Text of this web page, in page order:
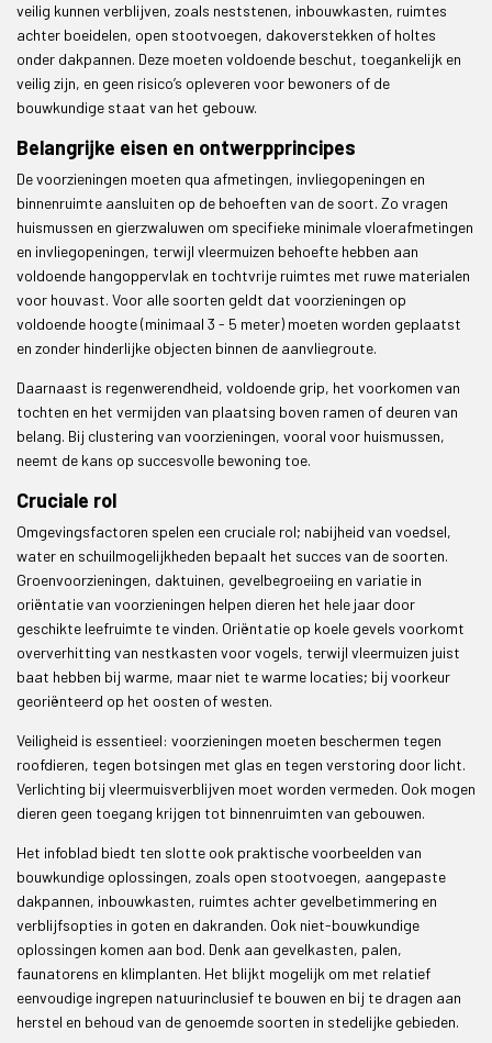
veilig kunnen verblijven, zoals neststenen, inbouwkasten, ruimtes
achter boeidelen, open stootvoegen, dakoverstekken of holtes
onder dakpannen. Deze moeten voldoende beschut, toegankelijk en
veilig zijn, en geen risico’s opleveren voor bewoners of de
bouwkundige staat van het gebouw.
Belangrijke eisen en ontwerpprincipes
De voorzieningen moeten qua afmetingen, invliegopeningen en
binnenruimte aansluiten op de behoeften van de soort. Zo vragen
huismussen en gierzwaluwen om specifieke minimale vloerafmetingen
en invliegopeningen, terwijl vleermuizen behoefte hebben aan
voldoende hangoppervlak en tochtvrije ruimtes met ruwe materialen
voor houvast. Voor alle soorten geldt dat voorzieningen op
voldoende hoogte (minimaal 3 - 5 meter) moeten worden geplaatst
en zonder hinderlijke objecten binnen de aanvliegroute.
Daarnaast is regenwerendheid, voldoende grip, het voorkomen van
tochten en het vermijden van plaatsing boven ramen of deuren van
belang. Bij clustering van voorzieningen, vooral voor huismussen,
neemt de kans op succesvolle bewoning toe.
Cruciale rol
Omgevingsfactoren spelen een cruciale rol; nabijheid van voedsel,
water en schuilmogelijkheden bepaalt het succes van de soorten.
Groenvoorzieningen, daktuinen, gevelbegroeiing en variatie in
oriëntatie van voorzieningen helpen dieren het hele jaar door
geschikte leefruimte te vinden. Oriëntatie op koele gevels voorkomt
oververhitting van nestkasten voor vogels, terwijl vleermuizen juist
baat hebben bij warme, maar niet te warme locaties; bij voorkeur
georiënteerd op het oosten of westen.
Veiligheid is essentieel: voorzieningen moeten beschermen tegen
roofdieren, tegen botsingen met glas en tegen verstoring door licht.
Verlichting bij vleermuisverblijven moet worden vermeden. Ook mogen
dieren geen toegang krijgen tot binnenruimten van gebouwen.
Het infoblad biedt ten slotte ook praktische voorbeelden van
bouwkundige oplossingen, zoals open stootvoegen, aangepaste
dakpannen, inbouwkasten, ruimtes achter gevelbetimmering en
verblijfsopties in goten en dakranden. Ook niet-bouwkundige
oplossingen komen aan bod. Denk aan gevelkasten, palen,
faunatorens en klimplanten. Het blijkt mogelijk om met relatief
eenvoudige ingrepen natuurinclusief te bouwen en bij te dragen aan
herstel en behoud van de genoemde soorten in stedelijke gebieden.